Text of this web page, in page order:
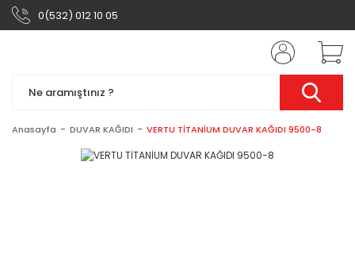
0(532) 012 10 05
Anasayfa DUVAR KAĞIDI VERTU TİTANİUM DUVAR KAĞIDI 9500-8